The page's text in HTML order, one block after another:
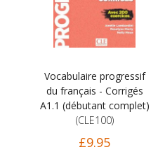
Vocabulaire progressif
du français - Corrigés
A1.1 (débutant complet)
(CLE100)
£9.95